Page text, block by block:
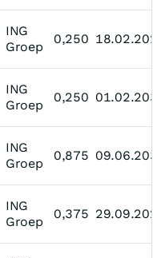
ING
Groep
0,250
ING
Groep
0,250
ING
Groep
0,875
ING
Groep
0,375